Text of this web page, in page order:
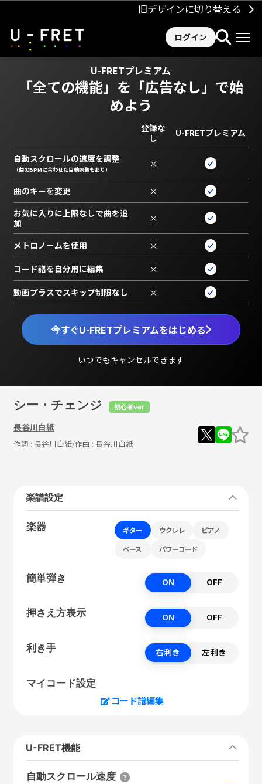
旧デザインに切り替える
ログイン
U-FRETプレミアム
「全ての機能」を 「広告なし」で始
めよう
今すぐU-FRETプレミアムをはじめる
いつでもキャンセルできます
登録な
し
U-FRETプレミアム
自動スクロールの速度を調整
（曲のBPMに合わせた自動調整もあり） ×
曲のキーを変更 ×
お気に入りに上限なしで曲を追
加
×
メトロノームを使用 ×
コード譜を自分用に編集 ×
動画プラスでスキップ制限なし ×
シー・チェンジ 初心者ver
長谷川白紙
作詞 : 長谷川白紙/作曲 : 長谷川白紙
楽譜設定
楽器 ギター ウクレレ ピアノ
ベース パワーコード
簡単弾き ON OFF
押さえ方表示 ON OFF
利き手 右利き 左利き
マイコード設定
コード譜編集
U-FRET機能
自動スクロール速度